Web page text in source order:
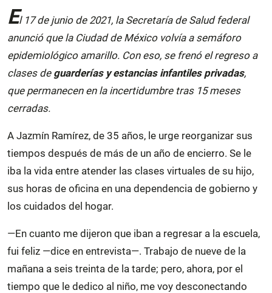
El 17 de junio de 2021, la Secretaría de Salud federal
anunció que la Ciudad de México volvía a semáforo
epidemiológico amarillo. Con eso, se frenó el regreso a
clases de guarderías y estancias infantiles privadas,
que permanecen en la incertidumbre tras 15 meses
cerradas.
A Jazmín Ramírez, de 35 años, le urge reorganizar sus
tiempos después de más de un año de encierro. Se le
iba la vida entre atender las clases virtuales de su hijo,
sus horas de oficina en una dependencia de gobierno y
los cuidados del hogar.
—En cuanto me dijeron que iban a regresar a la escuela,
fui feliz —dice en entrevista—. Trabajo de nueve de la
mañana a seis treinta de la tarde; pero, ahora, por el
tiempo que le dedico al niño, me voy desconectando